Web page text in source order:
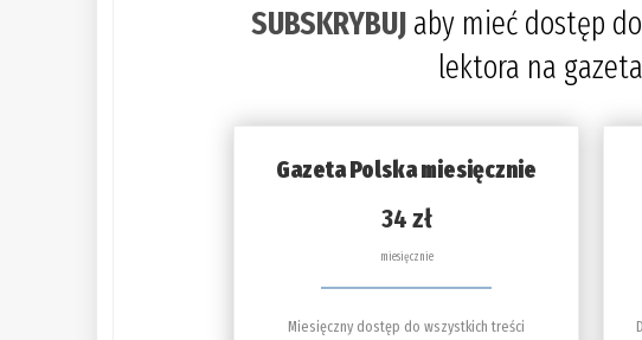
SUBSKRYBUJ aby mieć dostęp
lektora na
Gazeta Polska miesięcznie
34 zł
miesięcznie
Miesięczny dostęp do wszystkich treści